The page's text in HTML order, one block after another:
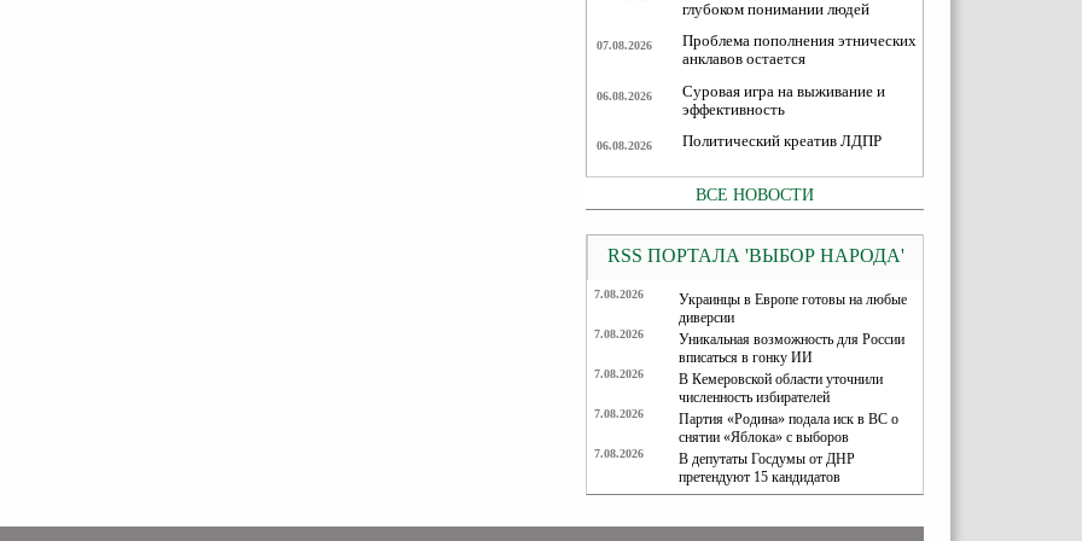
глубоком понимании людей
07.08.2026
Проблема пополнения этнических
анклавов остается
06.08.2026
Суровая игра на выживание и
эффективность
06.08.2026 Политический креатив ЛДПР
ВСЕ НОВОСТИ
RSS ПОРТАЛА 'ВЫБОР НАРОДА'
7.08.2026
Украинцы в Европе готовы на любые
диверсии
7.08.2026
Уникальная возможность для России
вписаться в гонку ИИ
7.08.2026
В Кемеровской области уточнили
численность избирателей
7.08.2026
Партия «Родина» подала иск в ВС о
снятии «Яблока» с выборов
7.08.2026
В депутаты Госдумы от ДНР
претендуют 15 кандидатов